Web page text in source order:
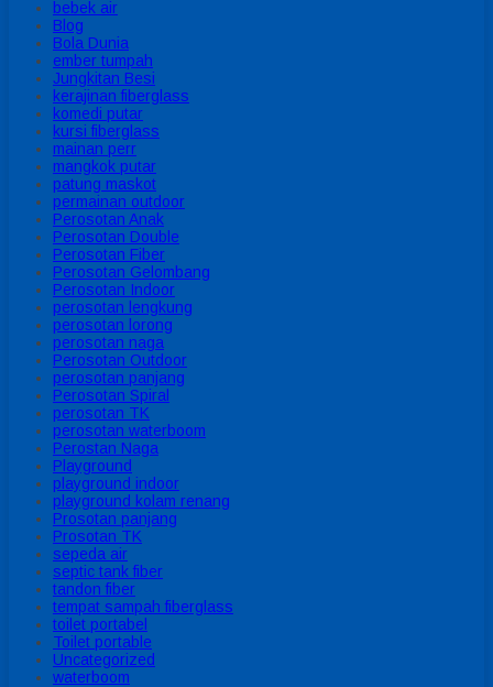
bebek air
Blog
Bola Dunia
ember tumpah
Jungkitan Besi
kerajinan fiberglass
komedi putar
kursi fiberglass
mainan perr
mangkok putar
patung maskot
permainan outdoor
Perosotan Anak
Perosotan Double
Perosotan Fiber
Perosotan Gelombang
Perosotan Indoor
perosotan lengkung
perosotan lorong
perosotan naga
Perosotan Outdoor
perosotan panjang
Perosotan Spiral
perosotan TK
perosotan waterboom
Perostan Naga
Playground
playground indoor
playground kolam renang
Prosotan panjang
Prosotan TK
sepeda air
septic tank fiber
tandon fiber
tempat sampah fiberglass
toilet portabel
Toilet portable
Uncategorized
waterboom